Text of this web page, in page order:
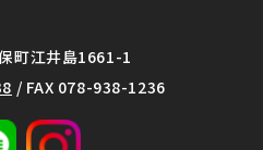
町江井島1661-1
/ FAX 078-938-1236